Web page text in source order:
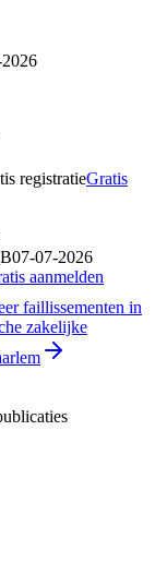
registratieGratis
07-07-2026
aanmelden
faillissementen in
zakelijke